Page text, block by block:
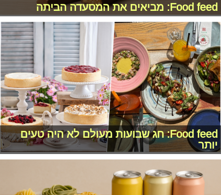
Food feed: מביאים את המסעדה הביתה
Food feed: חג שבועות מעולם לא היה טעים
יותר